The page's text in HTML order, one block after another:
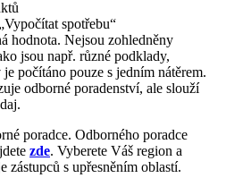
spotřebu“
hodnota. Nejsou zohledněny
jsou např. různé podklady,
počítáno pouze s jedním nátěrem.
odborné poradenství, ale slouží
poradce. Odborného poradce
zde. Vyberete Váš region a
zástupců s upřesněním oblastí.